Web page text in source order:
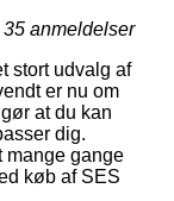
35 anmeldelser
stort udvalg af
er nu om
at du kan
dig.
mange gange
køb af SES